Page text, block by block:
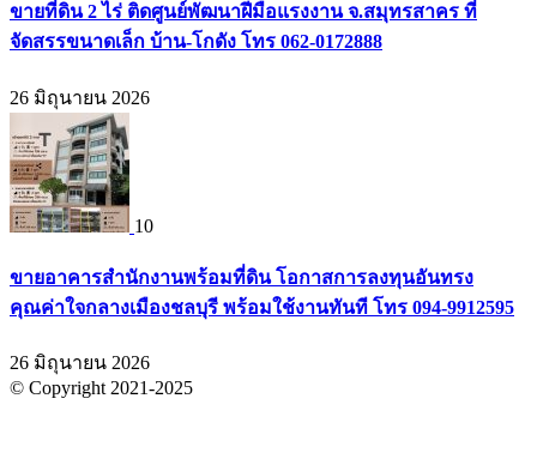
ขายที่ดิน 2 ไร่ ติดศูนย์พัฒนาฝีมือแรงงาน จ.สมุทรสาคร ที่
จัดสรรขนาดเล็ก บ้าน-โกดัง โทร 062-0172888
26 มิถุนายน 2026
10
ขายอาคารสำนักงานพร้อมที่ดิน โอกาสการลงทุนอันทรง
คุณค่าใจกลางเมืองชลบุรี พร้อมใช้งานทันที โทร 094-9912595
26 มิถุนายน 2026
© Copyright 2021-2025